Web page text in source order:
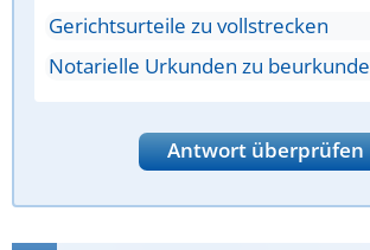
Gerichtsurteile zu vollstrecken
Notarielle Urkunden zu
Antwort überprüfen